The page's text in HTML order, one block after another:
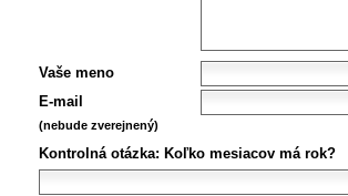
Vaše meno
E-mail
(nebude zverejnený)
Kontrolná otázka: Koľko mesiacov má rok?